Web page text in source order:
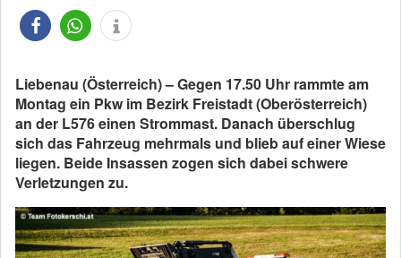
Liebenau (Österreich) – Gegen 17.50 Uhr rammte am
Montag ein Pkw im Bezirk Freistadt (Oberösterreich)
an der L576 einen Strommast. Danach überschlug
sich das Fahrzeug mehrmals und blieb auf einer Wiese
liegen. Beide Insassen zogen sich dabei schwere
Verletzungen zu.